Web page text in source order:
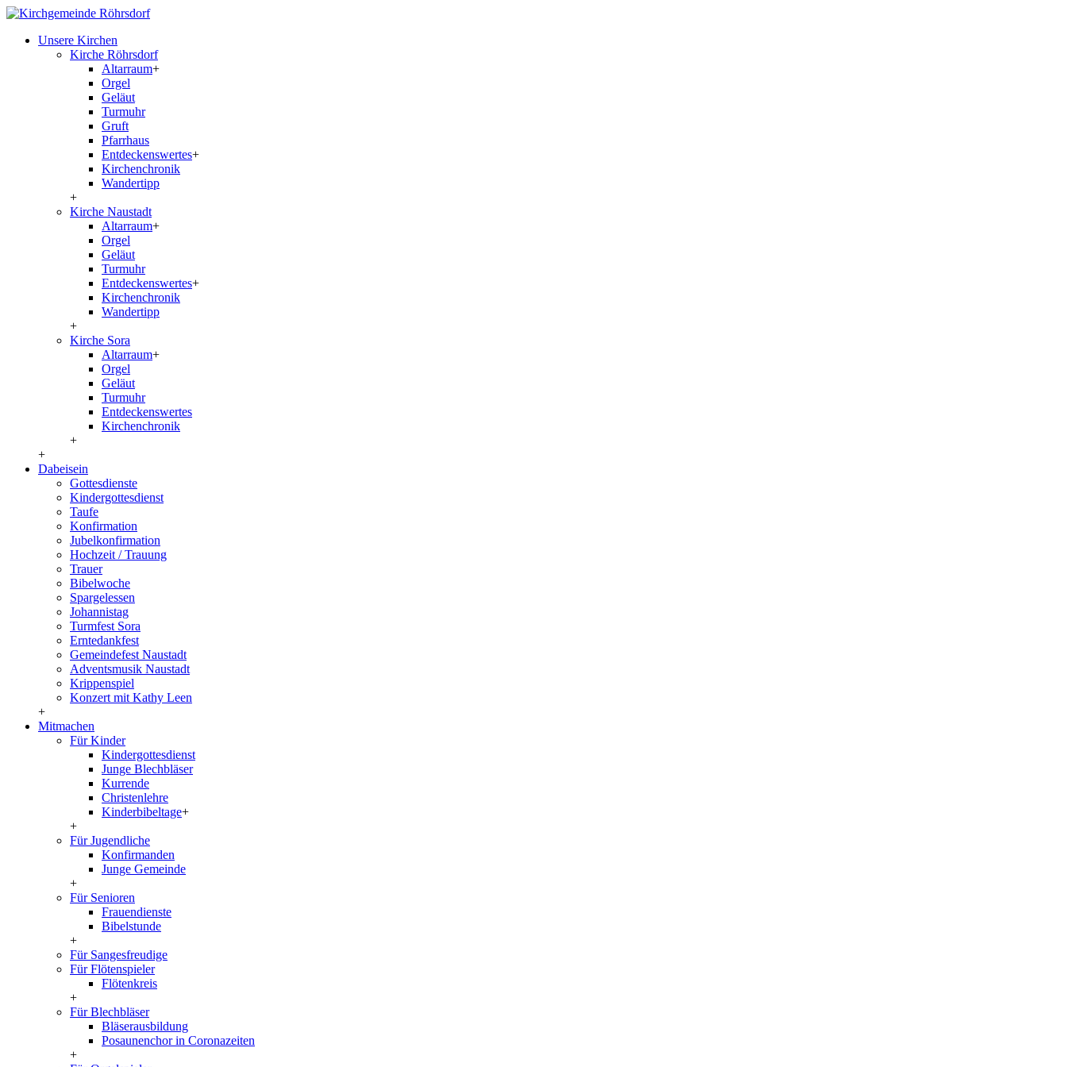
Unsere Kirchen
Kirche Röhrsdorf
Altarraum+
Orgel
Geläut
Turmuhr
Gruft
Pfarrhaus
Entdeckenswertes+
Kirchenchronik
Wandertipp
+
Kirche Naustadt
Altarraum+
Orgel
Geläut
Turmuhr
Entdeckenswertes+
Kirchenchronik
Wandertipp
+
Kirche Sora
Altarraum+
Orgel
Geläut
Turmuhr
Entdeckenswertes
Kirchenchronik
+
+
Dabeisein
Gottesdienste
Kindergottesdienst
Taufe
Konfirmation
Jubelkonfirmation
Hochzeit / Trauung
Trauer
Bibelwoche
Spargelessen
Johannistag
Turmfest Sora
Erntedankfest
Gemeindefest Naustadt
Adventsmusik Naustadt
Krippenspiel
Konzert mit Kathy Leen
+
Mitmachen
Für Kinder
Kindergottesdienst
Junge Blechbläser
Kurrende
Christenlehre
Kinderbibeltage+
+
Für Jugendliche
Konfirmanden
Junge Gemeinde
+
Für Senioren
Frauendienste
Bibelstunde
+
Für Sangesfreudige
Für Flötenspieler
Flötenkreis
+
Für Blechbläser
Bläserausbildung
Posaunenchor in Coronazeiten
+